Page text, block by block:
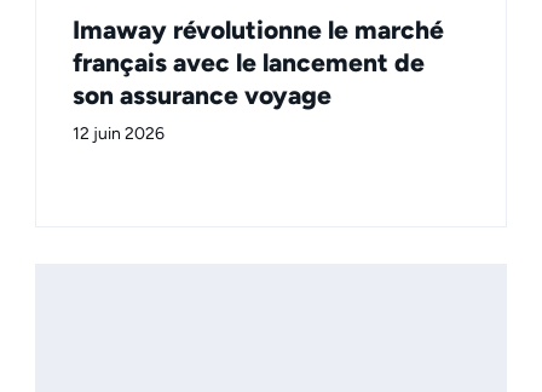
Imaway révolutionne le marché
français avec le lancement de
son assurance voyage
12 juin 2026